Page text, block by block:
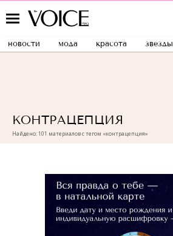
новости мода красота звезды
КОНТРАЦЕПЦИЯ
Найдено: 101 материалов с тегом «контрацепция»